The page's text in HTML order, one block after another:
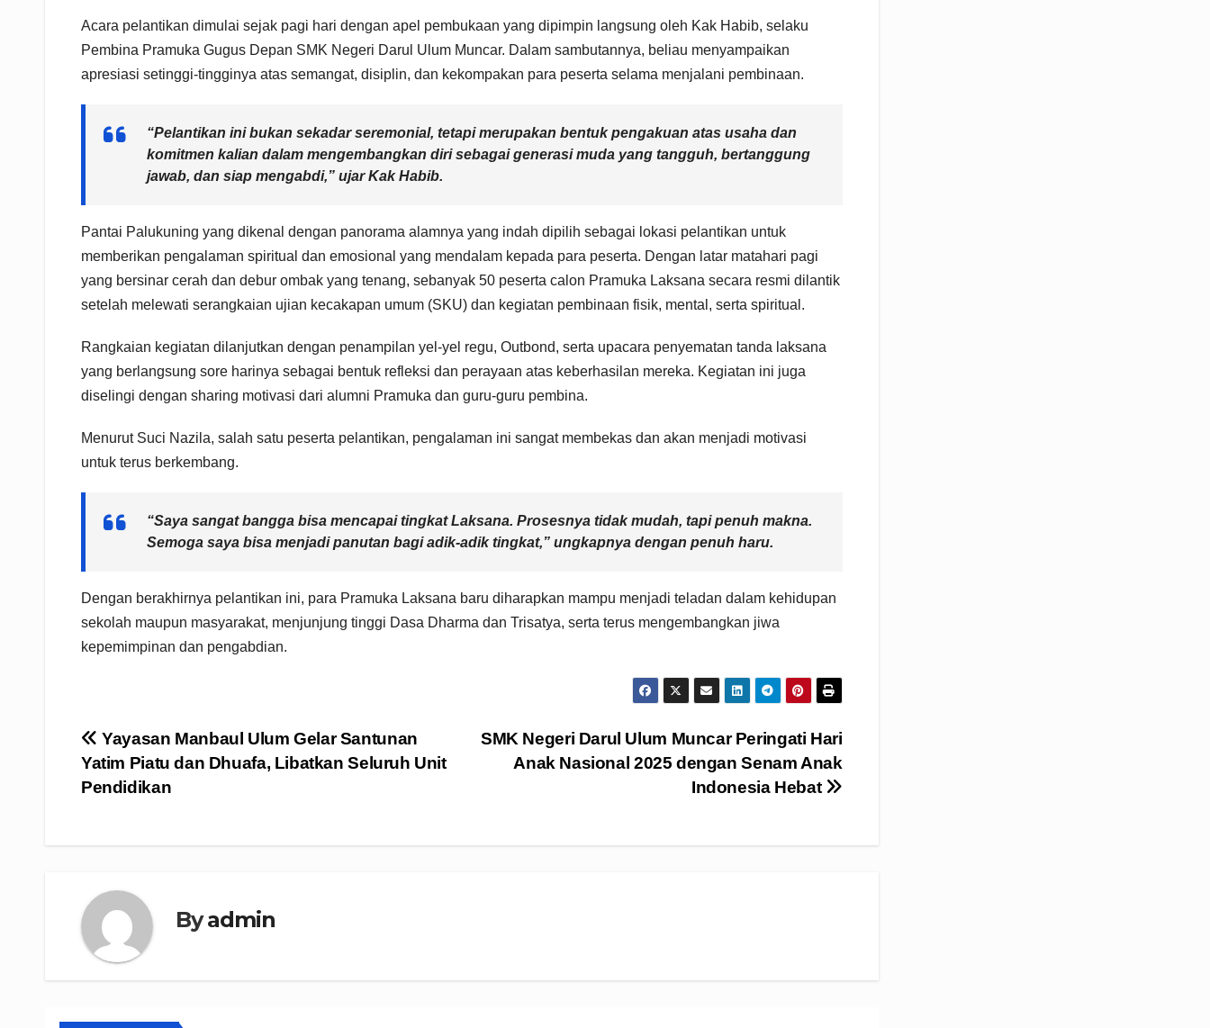
Acara pelantikan dimulai sejak pagi hari dengan apel pembukaan yang dipimpin langsung oleh Kak Habib, selaku
Pembina Pramuka Gugus Depan SMK Negeri Darul Ulum Muncar. Dalam sambutannya, beliau menyampaikan
apresiasi setinggi-tingginya atas semangat, disiplin, dan kekompakan para peserta selama menjalani pembinaan.
“Pelantikan ini bukan sekadar seremonial, tetapi merupakan bentuk pengakuan atas usaha dan
komitmen kalian dalam mengembangkan diri sebagai generasi muda yang tangguh, bertanggung
jawab, dan siap mengabdi,” ujar Kak Habib.
Pantai Palukuning yang dikenal dengan panorama alamnya yang indah dipilih sebagai lokasi pelantikan untuk
memberikan pengalaman spiritual dan emosional yang mendalam kepada para peserta. Dengan latar matahari pagi
yang bersinar cerah dan debur ombak yang tenang, sebanyak 50 peserta calon Pramuka Laksana secara resmi dilantik
setelah melewati serangkaian ujian kecakapan umum (SKU) dan kegiatan pembinaan fisik, mental, serta spiritual.
Rangkaian kegiatan dilanjutkan dengan penampilan yel-yel regu, Outbond, serta upacara penyematan tanda laksana
yang berlangsung sore harinya sebagai bentuk refleksi dan perayaan atas keberhasilan mereka. Kegiatan ini juga
diselingi dengan sharing motivasi dari alumni Pramuka dan guru-guru pembina.
Menurut Suci Nazila, salah satu peserta pelantikan, pengalaman ini sangat membekas dan akan menjadi motivasi
untuk terus berkembang.
“Saya sangat bangga bisa mencapai tingkat Laksana. Prosesnya tidak mudah, tapi penuh makna.
Semoga saya bisa menjadi panutan bagi adik-adik tingkat,” ungkapnya dengan penuh haru.
Dengan berakhirnya pelantikan ini, para Pramuka Laksana baru diharapkan mampu menjadi teladan dalam kehidupan
sekolah maupun masyarakat, menjunjung tinggi Dasa Dharma dan Trisatya, serta terus mengembangkan jiwa
kepemimpinan dan pengabdian.
Navigasi
pos
SMK Negeri Darul Ulum Muncar Peringati Hari
Anak Nasional 2025 dengan Senam Anak
Indonesia Hebat
Yayasan Manbaul Ulum Gelar Santunan
Yatim Piatu dan Dhuafa, Libatkan Seluruh Unit
Pendidikan
Byadmin